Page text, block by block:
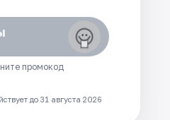
промокод
до 31 августа 2026